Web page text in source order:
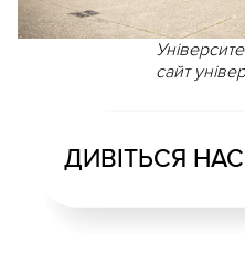
сайт
ДИВІТЬСЯ